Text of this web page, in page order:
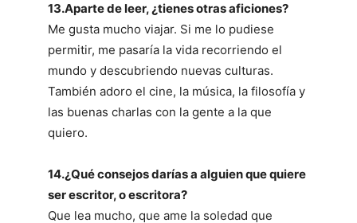
13.Aparte de leer, ¿tienes otras aficiones?
Me gusta mucho viajar. Si me lo pudiese
permitir, me pasaría la vida recorriendo el
mundo y descubriendo nuevas culturas.
También adoro el cine, la música, la filosofía y
las buenas charlas con la gente a la que
quiero.
14.¿Qué consejos darías a alguien que quiere
ser escritor, o escritora?
Que lea mucho, que ame la soledad que